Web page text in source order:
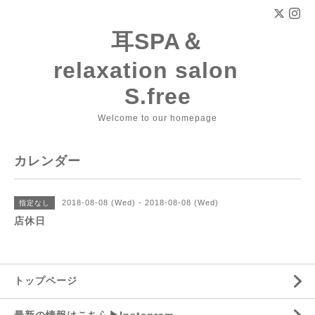
耳SPA＆
relaxation salon
S.free
Welcome to our homepage
カレンダー
指定なし 2018-08-08 (Wed) - 2018-08-08 (Wed)
店休日
トップページ